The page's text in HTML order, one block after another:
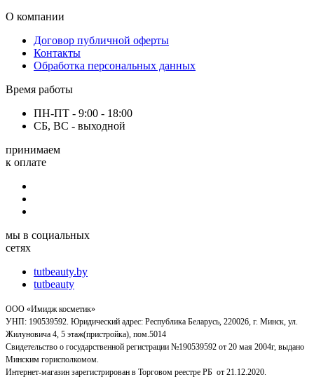
О компании
Договор публичной оферты
Контакты
Обработка персональных данных
Время работы
ПН-ПТ - 9:00 - 18:00
СБ, ВС - выходной
принимаем
к оплате
мы в социальных
сетях
tutbeauty.by
tutbeauty
ООО «Имидж косметик»
УНП: 190539592. Юридический адрес: Республика Беларусь, 220026, г. Минск, ул.
Жилуновича 4, 5 этаж(пристройка), пом.5014
Свидетельство о государственной регистрации №190539592 от 20 мая 2004г, выдано
Минским горисполкомом.
Интернет-магазин зарегистрирован в Торговом реестре РБ от 21.12.2020.